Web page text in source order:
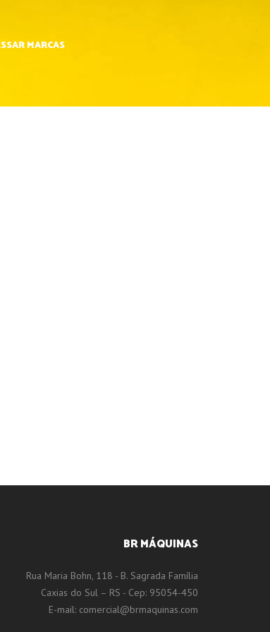
MARCAS
BR MÁQUINAS
Rua Maria Bohn, 118 - B. Sagrada Família
Caxias do Sul – RS - Cep: 95054-450
E-mail: comercial@brmaquinas.com